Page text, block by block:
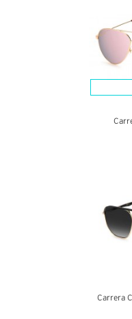
Carrera